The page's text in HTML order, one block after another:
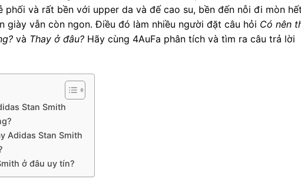
phối và rất bền với upper da và đế cao su, bền đến nỗi đi mòn
giày vẫn còn ngon. Điều đó làm nhiều người đặt câu hỏi Có nên
và Thay ở đâu? Hãy cùng 4AuFa phân tích và tìm ra câu trả lời
Stan Smith
Adidas Stan Smith
ở đâu uy tín?